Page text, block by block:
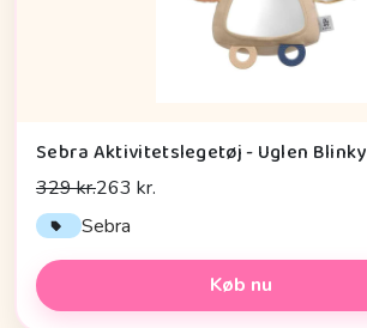
Sebra Aktivitetslegetøj - Uglen Blinky
329 kr.263 kr.
Sebra
Køb nu